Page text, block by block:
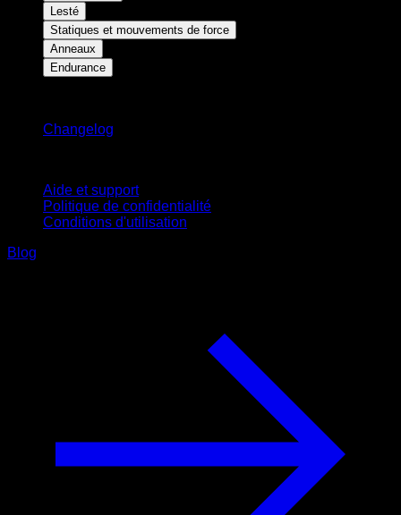
Lesté
Statiques et mouvements de force
Anneaux
Endurance
Changelog
Aide et support
Politique de confidentialité
Conditions d'utilisation
Blog